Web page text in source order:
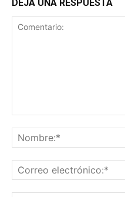
DEJA UNA RESPUESTA